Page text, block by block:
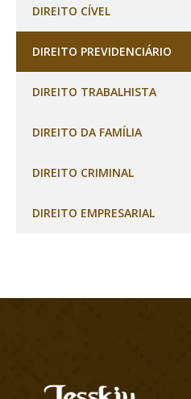
DIREITO CÍVEL
DIREITO PREVIDENCIÁRIO
DIREITO TRABALHISTA
DIREITO DA FAMÍLIA
DIREITO CRIMINAL
DIREITO EMPRESARIAL